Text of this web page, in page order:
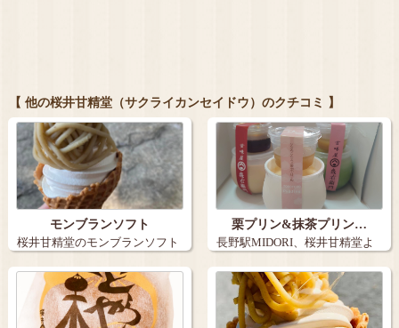
【 他の桜井甘精堂（サクライカンセイドウ）のクチコミ 】
モンブランソフト
桜井甘精堂のモンブランソフト
…
栗プリン&抹茶プリン…
長野駅MIDORI、桜井甘精堂よ
り！ …